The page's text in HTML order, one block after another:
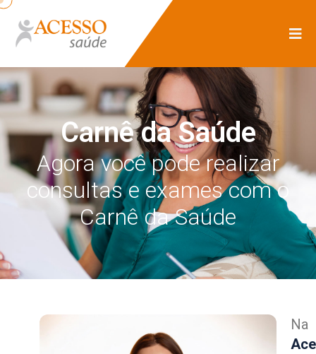
Carnê da Saúde
Agora você pode realizar
consultas e exames com o
Carnê da Saúde
Na